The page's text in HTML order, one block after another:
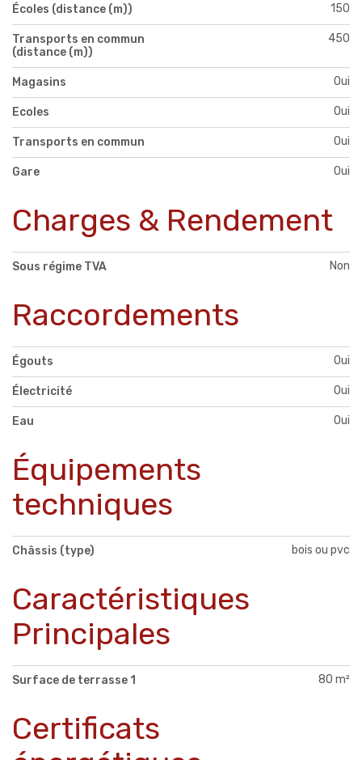
Écoles (distance (m)) 150
Transports en commun
(distance (m))
450
Magasins Oui
Ecoles Oui
Transports en commun Oui
Gare Oui
Charges & Rendement
Sous régime TVA Non
Raccordements
Égouts Oui
Électricité Oui
Eau Oui
Équipements
techniques
Châssis (type) bois ou pvc
Caractéristiques
Principales
Surface de terrasse 1 80 m²
Certificats